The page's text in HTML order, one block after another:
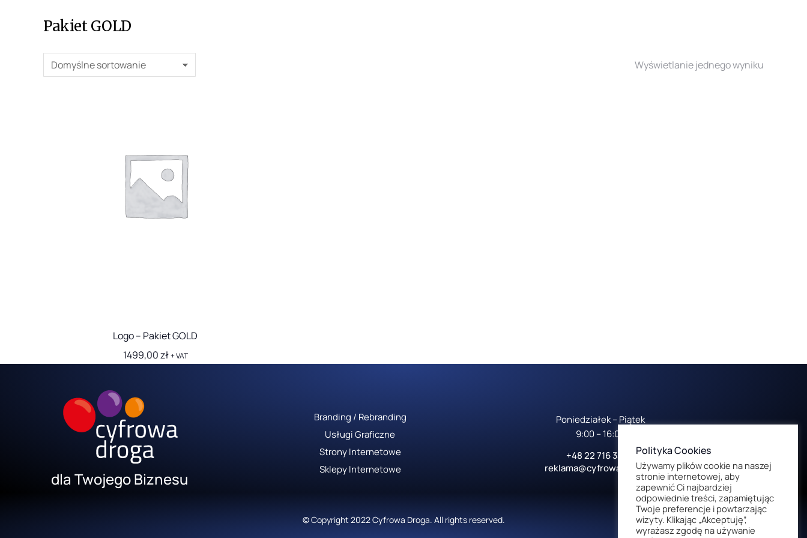
Pakiet GOLD
Wyświetlanie jednego wyniku
Logo – Pakiet GOLD
1499,00zł + VAT
dla Twojego Biznesu
Branding / Rebranding
Usługi Graficzne
Strony Internetowe
Sklepy Internetowe
Poniedziałek – Piątek
9:00 – 16:00
+48 22 716 33 57
reklama@cyfrowadroga.pl
© Copyright 2022 Cyfrowa Droga. All rights reserved.
Polityka Cookies
Używamy plików cookie na naszej
stronie internetowej, aby
zapewnić Ci najbardziej
odpowiednie treści, zapamiętując
Twoje preferencje i powtarzając
wizyty. Klikając „Akceptuję”,
wyrażasz zgodę na używanie